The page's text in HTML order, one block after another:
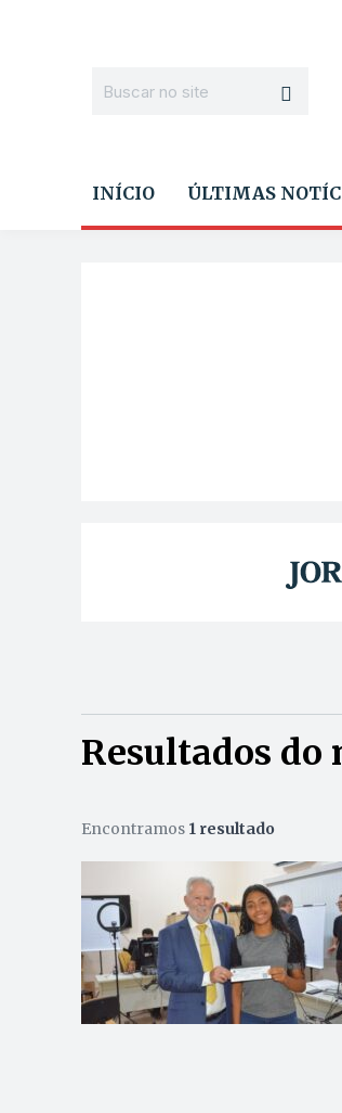
INÍCIO ÚLTIMAS
Resultados do
Encontramos 1 resultado